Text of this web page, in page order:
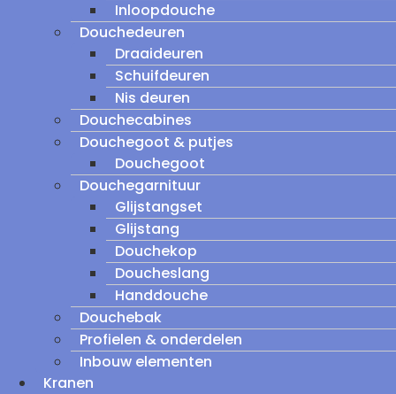
Inloopdouche
Douchedeuren
Draaideuren
Schuifdeuren
Nis deuren
Douchecabines
Douchegoot & putjes
Douchegoot
Douchegarnituur
Glijstangset
Glijstang
Douchekop
Doucheslang
Handdouche
Douchebak
Profielen & onderdelen
Inbouw elementen
Kranen